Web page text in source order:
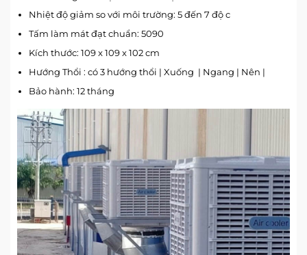
Nhiệt độ giảm so với môi trường: 5 đến 7 độ c
Tấm làm mát đạt chuẩn: 5090
Kích thước: 109 x 109 x 102 cm
Hướng Thổi : có 3 hướng thổi | Xuống | Ngang | Nên |
Bảo hành: 12 tháng